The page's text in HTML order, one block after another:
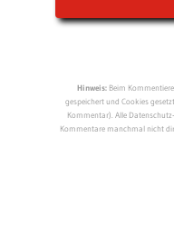
Hinweis:Beim
gespeichert und Cookies
Kommentar). Alle
Kommentare manchmal nicht